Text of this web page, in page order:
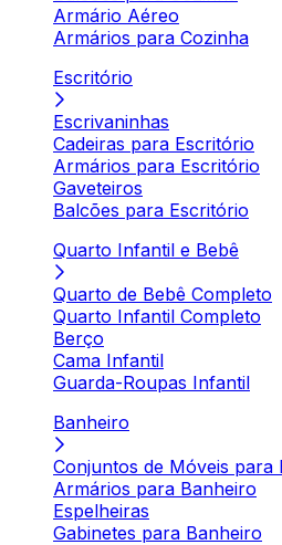
Armário Aéreo
Armários para Cozinha
Escritório
Escrivaninhas
Cadeiras para Escritório
Armários para Escritório
Gaveteiros
Balcões para Escritório
Quarto Infantil e Bebê
Quarto de Bebê Completo
Quarto Infantil Completo
Berço
Cama Infantil
Guarda-Roupas Infantil
Banheiro
Conjuntos de Móveis para
Armários para Banheiro
Espelheiras
Gabinetes para Banheiro